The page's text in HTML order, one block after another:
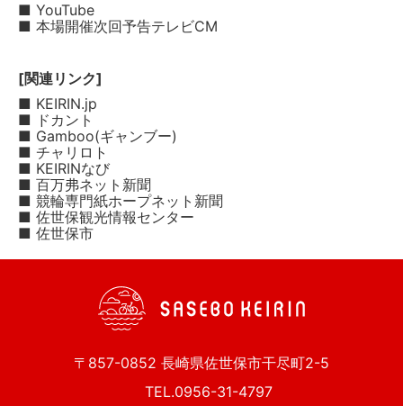
■ YouTube
■ 本場開催次回予告テレビCM
[関連リンク]
■ KEIRIN.jp
■ ドカント
■ Gamboo(ギャンブー)
■ チャリロト
■ KEIRINなび
■ 百万弗ネット新聞
■ 競輪専門紙ホープネット新聞
■ 佐世保観光情報センター
■ 佐世保市
〒857-0852 長崎県佐世保市干尽町2-5
TEL.0956-31-4797